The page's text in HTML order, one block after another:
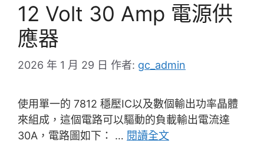
12 Volt 30 Amp 電源供
應器
2026 年 1 月 29 日 作者: gc_admin
使用單一的 7812 穩壓IC以及數個輸出功率晶體
來組成，這個電路可以驅動的負載輸出電流達
30A，電路圖如下： … 閱讀全文